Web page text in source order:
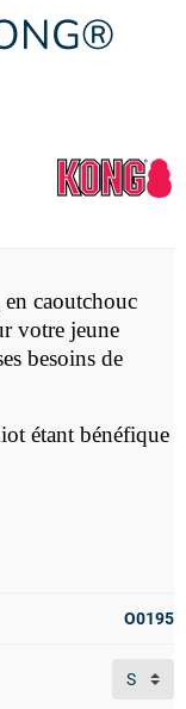
en caoutchouc
votre jeune
besoins de
étant bénéfique
O0195